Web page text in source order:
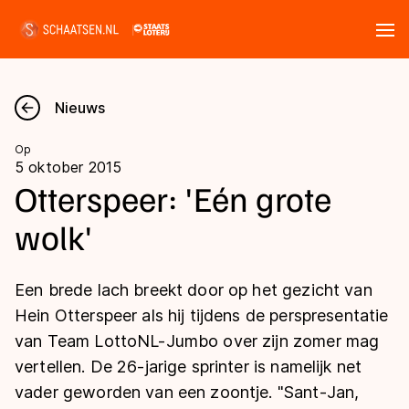
Nieuws
Kalender
Disciplines
Langebaan
Shorttrack
Inlineskaten
Uitslagen
Langebaan
Shorttrack
Marathon
Tijden & historie
Ranglijsten Langebaan
Nieuws
Op
5 oktober 2015
Otterspeer: 'Eén grote
wolk'
Een brede lach breekt door op het gezicht van
Hein Otterspeer als hij tijdens de perspresentatie
van Team LottoNL-Jumbo over zijn zomer mag
vertellen. De 26-jarige sprinter is namelijk net
vader geworden van een zoontje. "Sant-Jan,